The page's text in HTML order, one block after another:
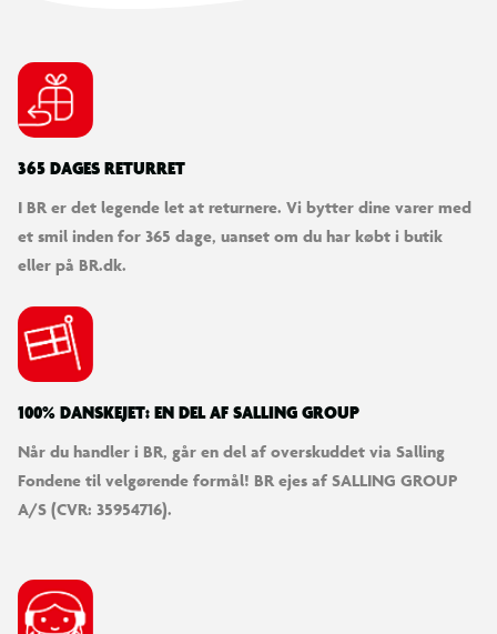
ønsker en praktisk og pålidelig løsning til at nyde en dag på
stranden. Det kombinerer brugervenlighed med beskyttelse
og komfort, så du kan slappe af og nyde naturen.
365 DAGES RETURRET
I BR er det legende let at returnere. Vi bytter dine varer med
et smil inden for 365 dage, uanset om du har købt i butik
eller på BR.dk.
100% DANSKEJET: EN DEL AF SALLING GROUP
Når du handler i BR, går en del af overskuddet via Salling
Fondene til velgørende formål! BR ejes af SALLING GROUP
A/S (CVR: 35954716).